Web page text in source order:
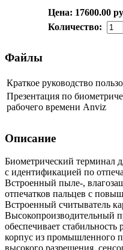
Цена: 17600.00
Количество:
Файлы
Краткое руководство
Презентация по
рабочего времени Anviz
Описание
Биометрический терминал
с идентификацией по
Встроенный пыле-,
отпечатков пальцев с
Встроенный считыватель
Высокопроизводительный
обеспечивает
корпус из промышленного